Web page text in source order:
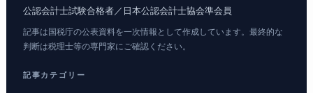
公認会計士試験合格者／日本公認会計士協会準会員
記事は国税庁の公表資料を一次情報として作成しています。最終的な
判断は税理士等の専門家にご確認ください。
記事カテゴリー